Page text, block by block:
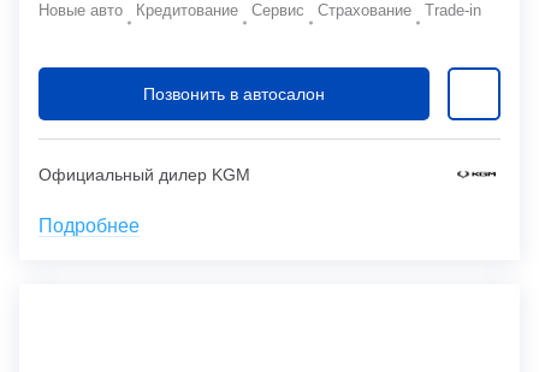
Новые авто Кредитование Сервис Страхование Trade-in
Позвонить в автосалон
Официальный дилер KGM
Подробнее